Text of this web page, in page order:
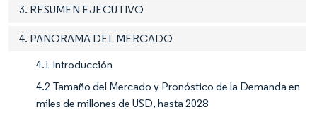
3. RESUMEN EJECUTIVO
4. PANORAMA DEL MERCADO
4.1 Introducción
4.2 Tamaño del Mercado y Pronóstico de la Demanda en
miles de millones de USD, hasta 2028